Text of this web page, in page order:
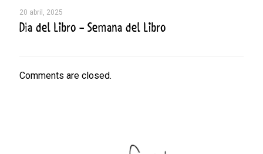
20 abril, 2025
Día del Libro – Semana del Libro
Comments are closed.